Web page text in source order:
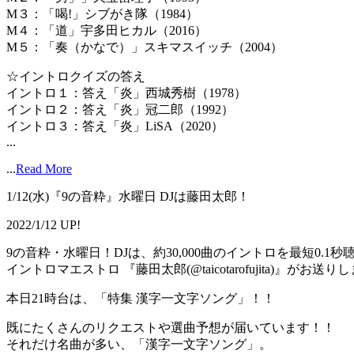
M３：「喝!」シブがき隊（1984）
M４：「道」宇多田ヒカル（2016）
M５：「奏（かなで）」スキマスイッチ（2004）
☆イントロクイズの答え
イントロ１：答え「炎」西城秀樹（1978）
イントロ２：答え「炎」冠二郎（1992）
イントロ３：答え「炎」LiSA（2020）
...
...Read More
1/12(水)『9の音粋』水曜日 DJは藤田太郎！
2022/1/12 UP!
9の音粋・水曜日！DJは、約30,000曲のイントロを最短0.1秒
イントロマエストロ 『藤田太郎(@taicotarofujita)』がお送りし
本日21時台は、「特集 漢字一文字ソング」！！
既にたくさんのリクエストや選曲予想が届いています！！
それだけ名曲が多い、「漢字一文字ソング」。